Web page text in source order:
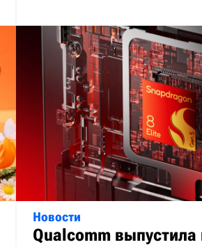
Новости
Qualcomm выпустила